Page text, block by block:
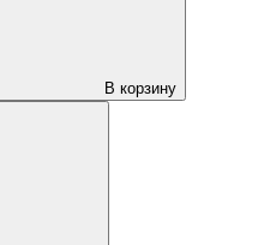
В корзину